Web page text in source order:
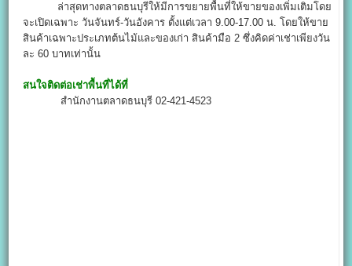
ล่าสุดทางตลาดธนบุรีให้มีการขยายพื้นที่ให้ขายของเพิ่มเติมโดย
จะเปิดเฉพาะ วันจันทร์-วันอังคาร ตั้งแต่เวลา 9.00-17.00 น. โดยให้ขาย
สินค้าเฉพาะประเภทต้นไม้และของเก่า สินค้ามือ 2 ซึ่งคิดค่าเช่าเพียงวัน
ละ 60 บาทเท่านั้น
สนใจติดต่อเช่าพื้นที่ได้ที่
สำนักงานตลาดธนบุรี 02-421-4523